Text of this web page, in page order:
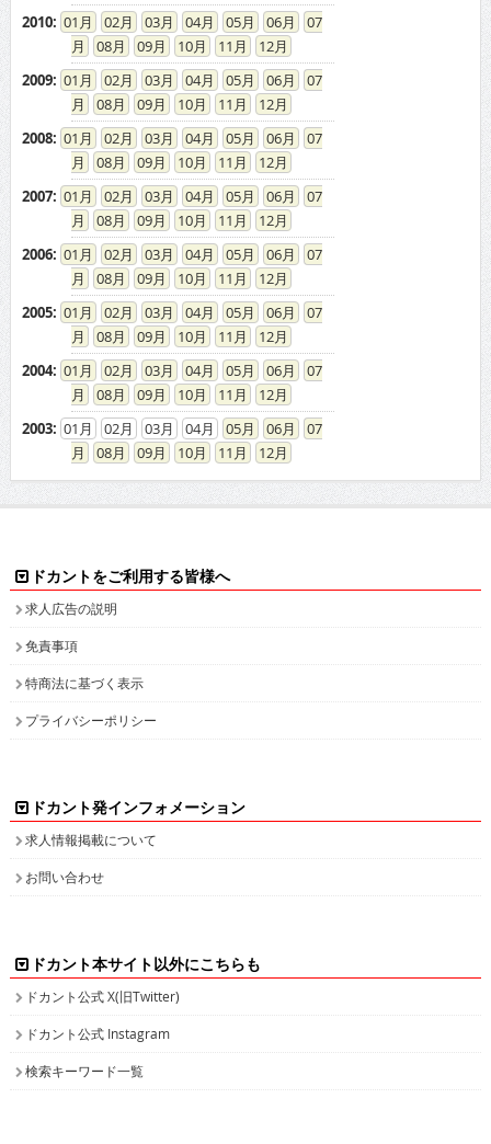
2010: 01 02 03 04 05 06
07
08
09 10 11
12
2009: 01 02 03 04 05 06
07
08
09 10 11
12
2008: 01 02 03 04 05 06
07
08
09 10 11
12
2007: 01 02 03 04 05 06
07
08
09 10 11
12
2006: 01 02 03 04 05 06
07
08
09 10 11
12
2005: 01 02 03 04 05 06
07
08
09 10 11
12
2004: 01 02 03 04 05 06
07
08
09 10 11
12
2003: 01 02 03 04 05 06
07
08
09 10 11 12
ドカントをご利用する皆様へ
求人広告の説明
免責事項
特商法に基づく表示
プライバシーポリシー
ドカント発インフォメーション
求人情報掲載について
お問い合わせ
ドカント本サイト以外にこちらも
ドカント公式 X(旧Twitter)
ドカント公式 Instagram
検索キーワード一覧